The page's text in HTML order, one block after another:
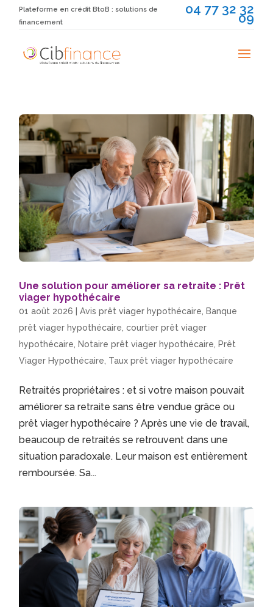
Plateforme en crédit BtoB : solutions de
financement
04 77 32 32
09
Une solution pour améliorer sa retraite : Prêt
viager hypothécaire
01 août 2026 |Avis prêt viager hypothécaire
Banque
prêt viager hypothécaire ,courtier prêt viager
hypothécaire
Notaire prêt viager hypothécaire
Prêt
Viager Hypothécaire Taux prêt viager hypothécaire
Retraités propriétaires : et si votre maison pouvait
améliorer sa retraite sans être vendue grâce ou
prêt viager hypothécaire ? Après une vie de travail,
beaucoup de retraités se retrouvent dans une
situation paradoxale. Leur maison est entièrement
remboursée. Sa...